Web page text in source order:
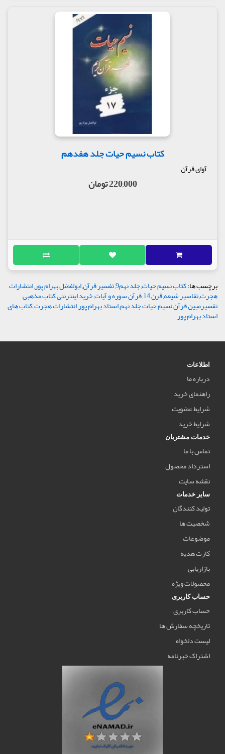
کتاب نسیم حیات جلد هفدهم
آوای قرآن
220,000 تومان
برچسب ها:کتاب نسیم حیات,جلد نهم9 ,تفسیر قرآن,ابولفضل بهرام پور,انتشارات
هجرت,تفاسیر شیعه,قرن 14 ,قرآن سوره و آیات,خرید اینترنتی کتاب مذهبی
تفسیرمبین قرآن نسیم حیات جلد نهم,استاد بهرام پور,انتشارات هجرت,کتاب های
استاد بهرام پور
اطلاعات
درباره ما
راهنمای خرید
شرایط عضویت
شرایط خرید
خدمات مشتریان
تماس با ما
استرداد محصول
نقشه سایت
سایر خدمات
تولید کنندگان
شخصیت ها
موضوعات
کارت هدیه
بازاریابی
محصولات ویژه
حساب کاربری
حساب کاربری
تاریخچه سفارش ها
لیست دلخواه
اشتراک خبرنامه